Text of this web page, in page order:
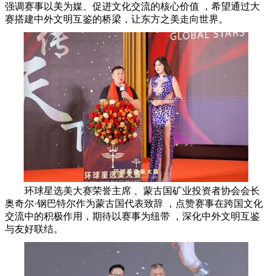
强调赛事以美为媒、促进文化交流的核心价值 ，希望通过大
赛搭建中外文明互鉴的桥梁，让东方之美走向世界。
环球星选美大赛荣誉主席 、蒙古国矿业投资者协会会长
奥奇尔·钢巴特尔作为蒙古国代表致辞 ，点赞赛事在跨国文化
交流中的积极作用，期待以赛事为纽带 ，深化中外文明互鉴
与友好联结。